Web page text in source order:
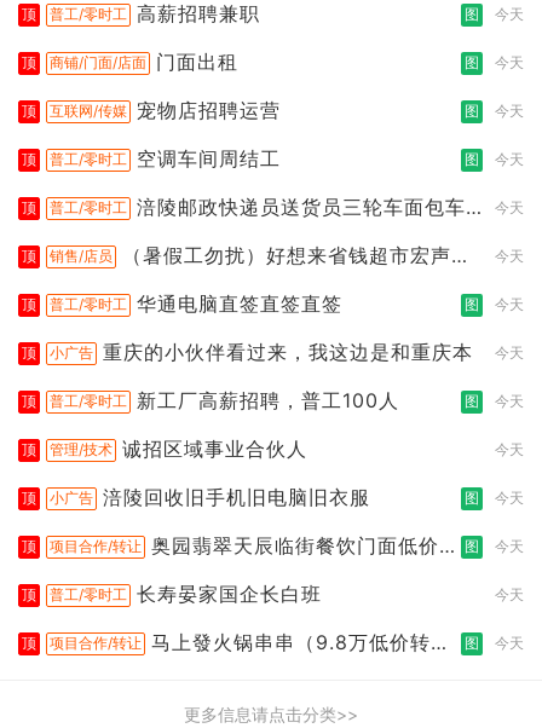
顶 普工/零时工 高薪招聘兼职 图 今天
顶 商铺/门面/店面 门面出租 图 今天
顶 互联网/传媒 宠物店招聘运营 图 今天
顶 普工/零时工 空调车间周结工 图 今天
顶 普工/零时工 涪陵邮政快递员送货员三轮车面包车
今天
顶 销售/店员
（暑假工勿扰）好想来省钱超市宏声桥
今天
顶 普工/零时工 华通电脑直签直签直签 图 今天
顶 小广告 重庆的小伙伴看过来，我这边是和重庆本 今天
顶 普工/零时工 新工厂高薪招聘，普工100人 图 今天
顶 管理/技术 诚招区域事业合伙人 今天
顶 小广告 涪陵回收旧手机旧电脑旧衣服 图 今天
顶 项目合作/转让 奥园翡翠天辰临街餐饮门面低价转
图 今天
顶 普工/零时工 长寿晏家国企长白班 今天
顶 项目合作/转让 马上發火锅串串（9.8万低价转
图 今天
更多信息请点击分类>>